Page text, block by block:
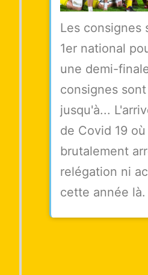
Les consignes
1er national
une demi-
consignes
jusqu'à...
de Covid 19
brutalement
relégation ni
cette année là.